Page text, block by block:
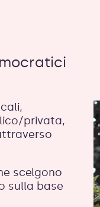
privata,
scelgono
sulla base